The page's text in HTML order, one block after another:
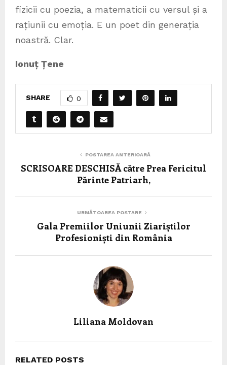
fizicii cu poezia, a matematicii cu versul și a
rațiunii cu emoția. E un poet din generația
noastră. Clar.
Ionuț Țene
SHARE 0
POSTAREA ANTERIOARĂ
SCRISOARE DESCHISĂ către Prea Fericitul
Părinte Patriarh,
URMĂTOAREA POSTARE
Gala Premiilor Uniunii Ziariștilor
Profesioniști din România
Liliana Moldovan
RELATED POSTS